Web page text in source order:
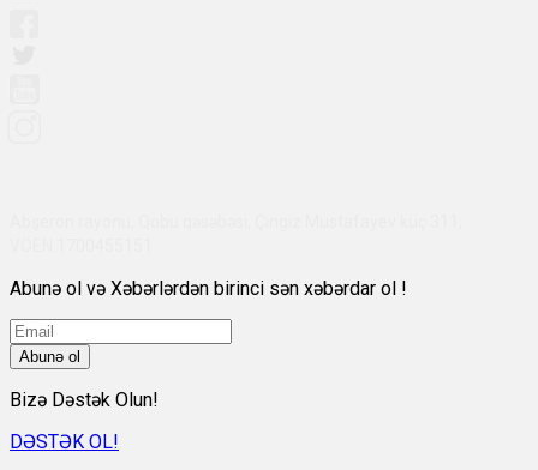
Abunə ol və Xəbərlərdən birinci sən xəbərdar ol !
Abunə ol
Bizə Dəstək Olun!
DƏSTƏK OL!